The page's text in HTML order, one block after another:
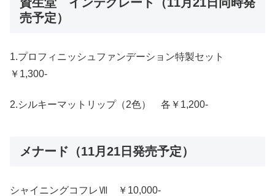
売予定）
1.プロフィニッシュファンデーション特製セット
￥1,300-
2.シルキーマットリップ（2色） 各￥1,200-
メナード（11月21日発売予定）
シャイニングコフレⅦ ￥10,000-